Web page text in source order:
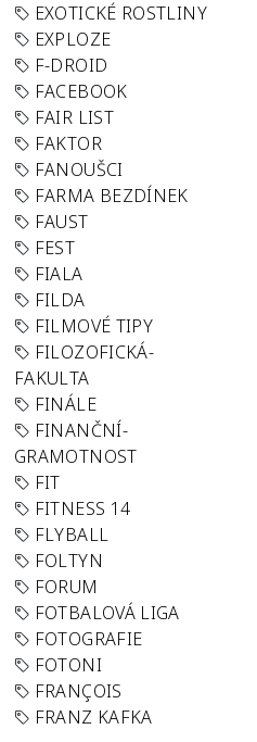
EXOTICKÉ ROSTLINY
EXPLOZE
F-DROID
FACEBOOK
FAIR LIST
FAKTOR
FANOUŠCI
FARMA BEZDÍNEK
FAUST
FEST
FIALA
FILDA
FILMOVÉ TIPY
FILOZOFICKÁ-
FAKULTA
FINÁLE
FINANČNÍ-
GRAMOTNOST
FIT
FITNESS 14
FLYBALL
FOLTYN
FORUM
FOTBALOVÁ LIGA
FOTOGRAFIE
FOTONI
FRANÇOIS
FRANZ KAFKA